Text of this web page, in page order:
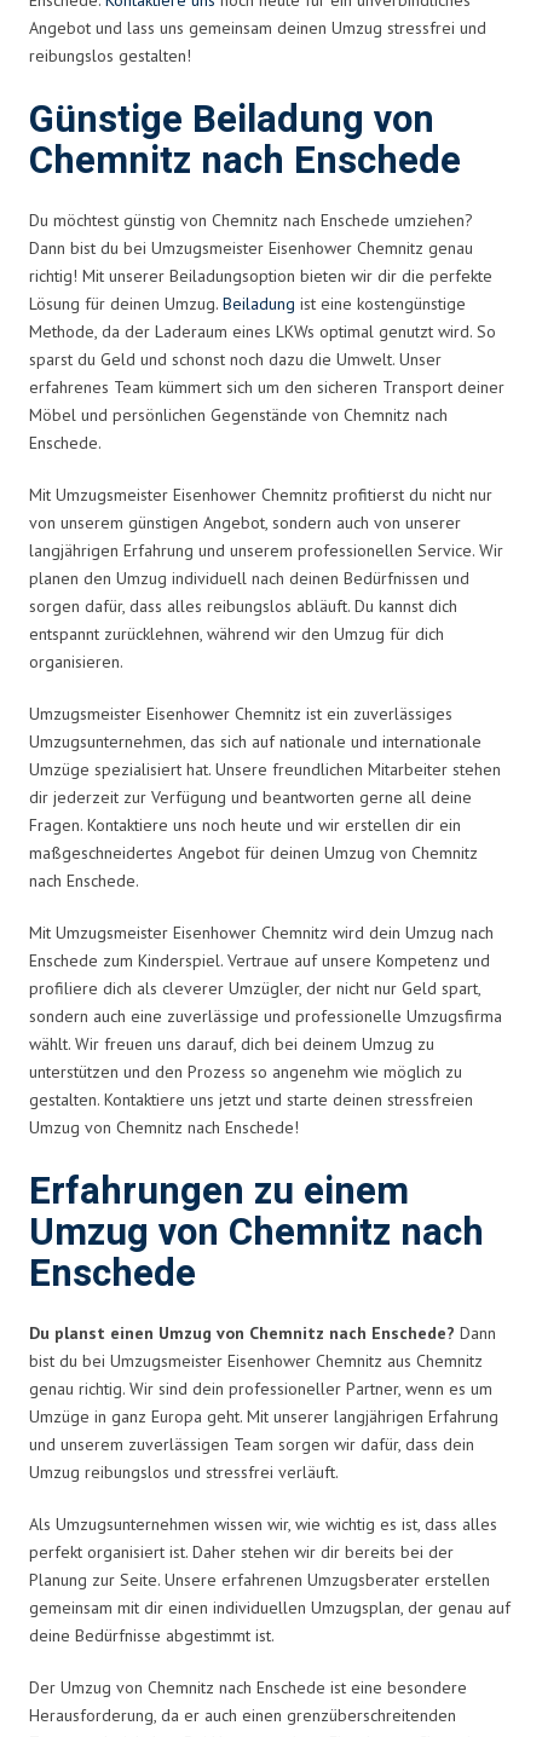
Angebot und lass uns gemeinsam deinen Umzug stressfrei und
reibungslos gestalten!
Günstige Beiladung von
Chemnitz nach Enschede
Du möchtest günstig von Chemnitz nach Enschede umziehen?
Dann bist du bei Umzugsmeister Eisenhower Chemnitz genau
richtig! Mit unserer Beiladungsoption bieten wir dir die perfekte
Lösung für deinen Umzug. Beiladung ist eine kostengünstige
Methode, da der Laderaum eines LKWs optimal genutzt wird. So
sparst du Geld und schonst noch dazu die Umwelt. Unser
erfahrenes Team kümmert sich um den sicheren Transport deiner
Möbel und persönlichen Gegenstände von Chemnitz nach
Enschede.
Mit Umzugsmeister Eisenhower Chemnitz profitierst du nicht nur
von unserem günstigen Angebot, sondern auch von unserer
langjährigen Erfahrung und unserem professionellen Service. Wir
planen den Umzug individuell nach deinen Bedürfnissen und
sorgen dafür, dass alles reibungslos abläuft. Du kannst dich
entspannt zurücklehnen, während wir den Umzug für dich
organisieren.
Umzugsmeister Eisenhower Chemnitz ist ein zuverlässiges
Umzugsunternehmen, das sich auf nationale und internationale
Umzüge spezialisiert hat. Unsere freundlichen Mitarbeiter stehen
dir jederzeit zur Verfügung und beantworten gerne all deine
Fragen. Kontaktiere uns noch heute und wir erstellen dir ein
maßgeschneidertes Angebot für deinen Umzug von Chemnitz
nach Enschede.
Mit Umzugsmeister Eisenhower Chemnitz wird dein Umzug nach
Enschede zum Kinderspiel. Vertraue auf unsere Kompetenz und
profiliere dich als cleverer Umzügler, der nicht nur Geld spart,
sondern auch eine zuverlässige und professionelle Umzugsfirma
wählt. Wir freuen uns darauf, dich bei deinem Umzug zu
unterstützen und den Prozess so angenehm wie möglich zu
gestalten. Kontaktiere uns jetzt und starte deinen stressfreien
Umzug von Chemnitz nach Enschede!
Erfahrungen zu einem
Umzug von Chemnitz nach
Enschede
Du planst einen Umzug von Chemnitz nach Enschede? Dann
bist du bei Umzugsmeister Eisenhower Chemnitz aus Chemnitz
genau richtig. Wir sind dein professioneller Partner, wenn es um
Umzüge in ganz Europa geht. Mit unserer langjährigen Erfahrung
und unserem zuverlässigen Team sorgen wir dafür, dass dein
Umzug reibungslos und stressfrei verläuft.
Als Umzugsunternehmen wissen wir, wie wichtig es ist, dass alles
perfekt organisiert ist. Daher stehen wir dir bereits bei der
Planung zur Seite. Unsere erfahrenen Umzugsberater erstellen
gemeinsam mit dir einen individuellen Umzugsplan, der genau auf
deine Bedürfnisse abgestimmt ist.
Der Umzug von Chemnitz nach Enschede ist eine besondere
Herausforderung, da er auch einen grenzüberschreitenden